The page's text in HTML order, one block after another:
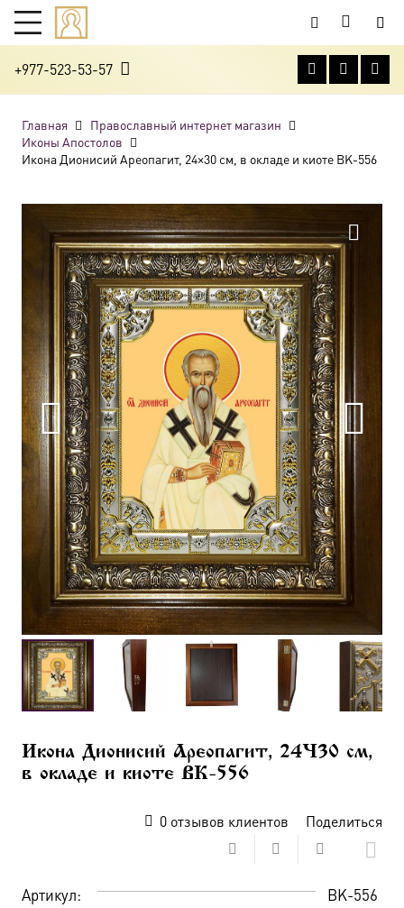
+977-523-53-57
Главная
Православный интернет магазин
Иконы Апостолов
Икона Дионисий Ареопагит, 24×30 см, в окладе и киоте BK-556
Икона Дионисий Ареопагит, 24×30 см,
в окладе и киоте BK-556
0отзывов клиентов Поделиться
Артикул: BK-556